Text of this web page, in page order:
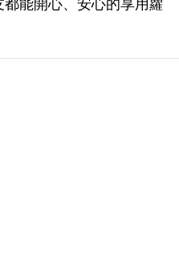
能開心、安心的享用蘿